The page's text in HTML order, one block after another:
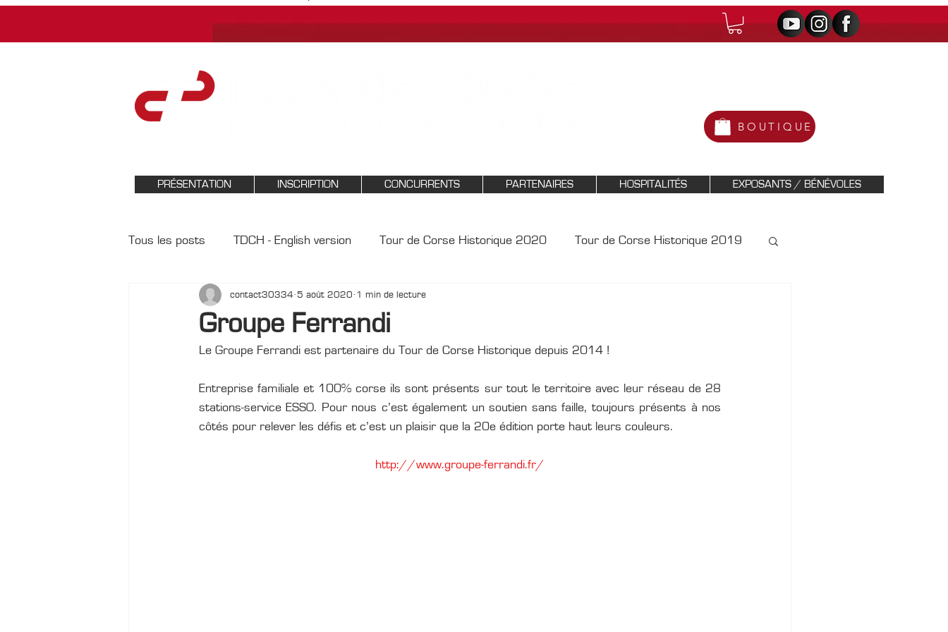
BOUTIQUE
PRÉSENTATION INSCRIPTION CONCURRENTS PARTENAIRES HOSPITALITÉS EXPOSANTS / BÉNÉVOLES
Tous les posts TDCH - English version Tour de Corse Historique 2020 Tour de Corse Historique 2019
Tour de Corse Historique 2018 Tour de Corse Historique 2017
Tour de Corse Historique
Groupe Ferrandi
contact30334 5 août 2020 1 min de lecture
Le Groupe Ferrandi est partenaire du Tour de Corse Historique depuis 2014 !
Entreprise familiale et 100% corse ils sont présents sur tout le territoire avec leur réseau de 28
stations-service ESSO. Pour nous c’est également un soutien sans faille, toujours présents à nos
côtés pour relever les défis et c’est un plaisir que la 20e édition porte haut leurs couleurs.
http://www.groupe-ferrandi.fr/